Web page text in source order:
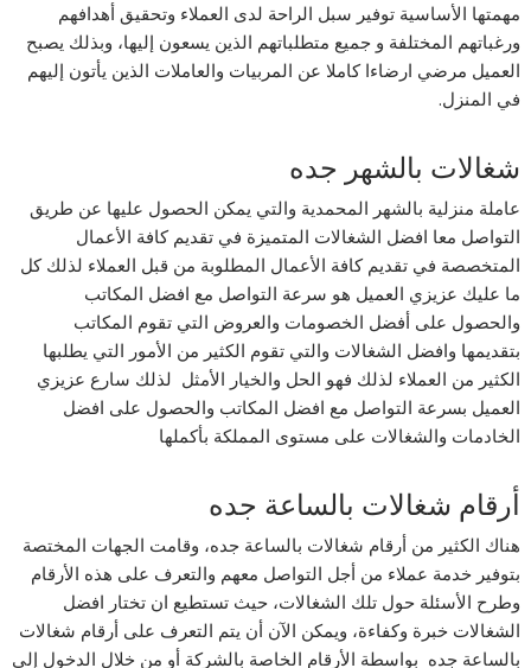
مهمتها الأساسية توفير سبل الراحة لدى العملاء وتحقيق أهدافهم
ورغباتهم المختلفة و جميع متطلباتهم الذين يسعون إليها، وبذلك يصبح
العميل مرضي ارضاءا كاملا عن المربيات والعاملات الذين يأتون إليهم
في المنزل.
شغالات بالشهر جده
عاملة منزلية بالشهر المحمدية والتي يمكن الحصول عليها عن طريق
التواصل معا افضل الشغالات المتميزة في تقديم كافة الأعمال
المتخصصة في تقديم كافة الأعمال المطلوبة من قبل العملاء لذلك كل
ما عليك عزيزي العميل هو سرعة التواصل مع افضل المكاتب
والحصول على أفضل الخصومات والعروض التي تقوم المكاتب
بتقديمها وافضل الشغالات والتي تقوم الكثير من الأمور التي يطلبها
الكثير من العملاء لذلك فهو الحل والخيار الأمثل لذلك سارع عزيزي
العميل بسرعة التواصل مع افضل المكاتب والحصول على افضل
الخادمات والشغالات على مستوى المملكة بأكملها
أرقام شغالات بالساعة جده
هناك الكثير من أرقام شغالات بالساعة جده، وقامت الجهات المختصة
بتوفير خدمة عملاء من أجل التواصل معهم والتعرف على هذه الأرقام
وطرح الأسئلة حول تلك الشغالات، حيث تستطيع ان تختار افضل
الشغالات خبرة وكفاءة، ويمكن الآن أن يتم التعرف على أرقام شغالات
بالساعة جده بواسطة الأرقام الخاصة بالشركة أو من خلال الدخول إلى